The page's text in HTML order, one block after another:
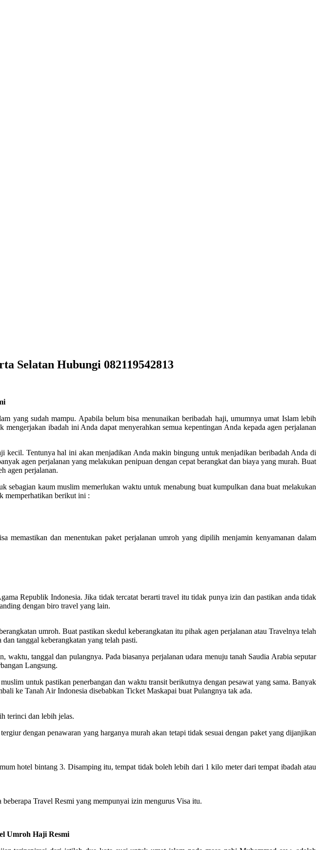
Selatan Hubungi 082119542813
yang sudah mampu. Apabila belum bisa menunaikan beribadah haji, umumnya umat Islam lebih
ibadah ini Anda dapat menyerahkan semua kepentingan Anda kepada agen perjalanan
kecil. Tentunya hal ini akan menjadikan Anda makin bingung untuk menjadikan beribadah Anda di
agen perjalanan yang melakukan penipuan dengan cepat berangkat dan biaya yang murah. Buat
agen perjalanan.
kaum muslim memerlukan waktu untuk menabung buat kumpulkan dana buat melakukan
memperhatikan berikut ini :
dan menentukan paket perjalanan umroh yang dipilih menjamin kenyamanan dalam
Republik Indonesia. Jika tidak tercatat berarti travel itu tidak punya izin dan pastikan anda tidak
dengan biro travel yang lain.
umroh. Buat pastikan skedul keberangkatan itu pihak agen perjalanan atau Travelnya telah
tanggal keberangkatan yang telah pasti.
tanggal dan pulangnya. Pada biasanya perjalanan udara menuju tanah Saudia Arabia seputar
Langsung.
untuk pastikan penerbangan dan waktu transit berikutnya dengan pesawat yang sama. Banyak
ke Tanah Air Indonesia disebabkan Ticket Maskapai buat Pulangnya tak ada.
terinci dan lebih jelas.
dengan penawaran yang harganya murah akan tetapi tidak sesuai dengan paket yang dijanjikan
hotel bintang 3. Disamping itu, tempat tidak boleh lebih dari 1 kilo meter dari tempat ibadah atau
Travel Resmi yang mempunyai izin mengurus Visa itu.
Umroh Haji Resmi